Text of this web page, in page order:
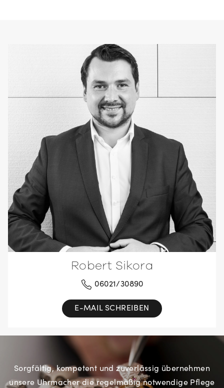
Robert Sikora
06021/30890
E-MAIL SCHREIBEN
Sorgfältig, kompetent und zuverlässig übernehmen
unsere Uhrmacher die regelmäßig notwendige Pflege